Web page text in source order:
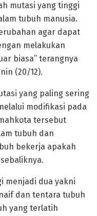
mutasi yang tinggi
tubuh manusia.
agar dapat
melakukan
biasa” terangnya
(20/12).
yang paling sering
modifikasi pada
tersebut
tubuh dan
bekerja apakah
menjadi dua yakni
dan tentara tubuh
yang terlatih